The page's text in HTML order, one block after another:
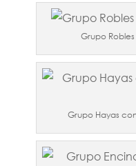
Grupo
Grupo Hayas